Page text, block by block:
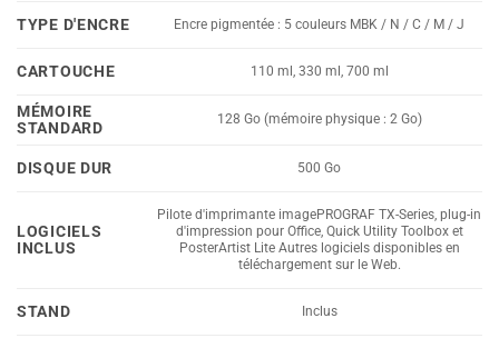
TYPE D'ENCRE Encre pigmentée : 5 couleurs MBK / N / C / M / J
CARTOUCHE 110 ml, 330 ml, 700 ml
MÉMOIRE
STANDARD
128 Go (mémoire physique : 2 Go)
DISQUE DUR 500 Go
LOGICIELS
INCLUS
Pilote d'imprimante imagePROGRAF TX-Series, plug-in
d'impression pour Office, Quick Utility Toolbox et
PosterArtist Lite Autres logiciels disponibles en
téléchargement sur le Web.
STAND Inclus